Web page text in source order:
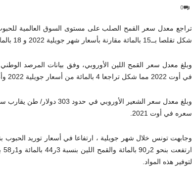
0
شكل تقلصا بــ15 بالمائة مقارنة بأسعار شهر جويلية 2022 و 18 بالمائة مقارنة بأسعار أوت 2021.
في أوت 2022 مما شكل تراجعا 4 بالمائة من أسعار جويلية 2022 وأعلى بـ 17 بالمائة مما كان عليه خلال أوت 2021.
سعره في أوت 2021.
لتوفير هذه المواد.